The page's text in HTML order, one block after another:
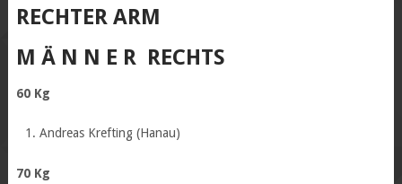
RECHTER ARM
M Ä N N E R RECHTS
60 Kg
Andreas Krefting (Hanau)
70 Kg